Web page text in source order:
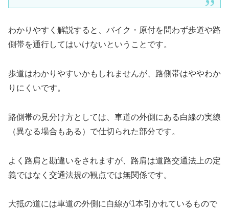
わかりやすく解説すると、バイク・原付を問わず歩道や路
側帯を通行してはいけないということです。
歩道はわかりやすいかもしれませんが、路側帯はややわか
りにくいです。
路側帯の見分け方としては、車道の外側にある白線の実線
（異なる場合もある）で仕切られた部分です。
よく路肩と勘違いをされますが、路肩は道路交通法上の定
義ではなく交通法規の観点では無関係です。
大抵の道には車道の外側に白線が1本引かれているもので